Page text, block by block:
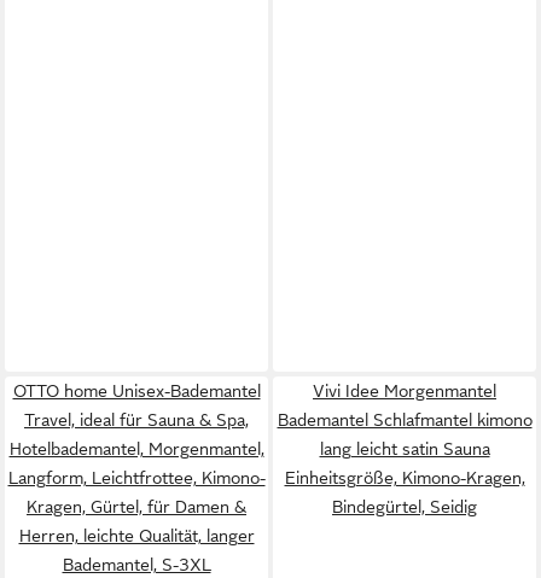
OTTO home Unisex-Bademantel
Travel, ideal für Sauna & Spa,
Hotelbademantel, Morgenmantel,
Langform, Leichtfrottee, Kimono-
Kragen, Gürtel, für Damen &
Herren, leichte Qualität, langer
Bademantel, S-3XL
Vivi Idee Morgenmantel
Bademantel Schlafmantel kimono
lang leicht satin Sauna
Einheitsgröße, Kimono-Kragen,
Bindegürtel, Seidig